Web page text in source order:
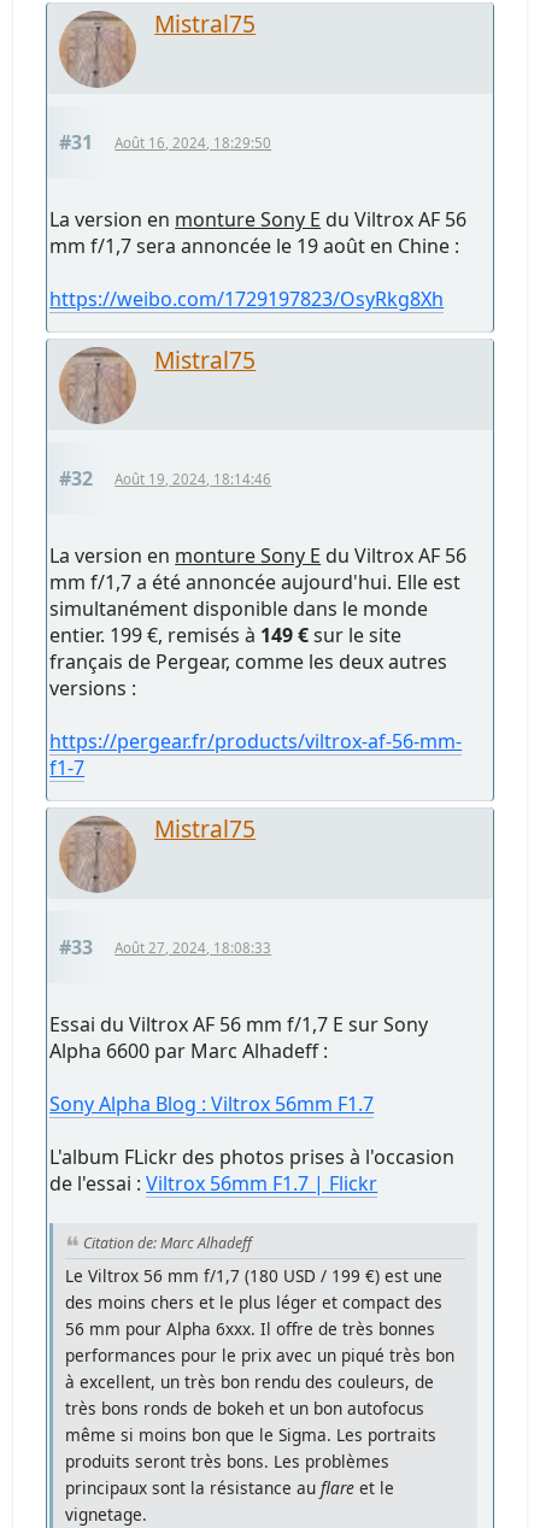
Mistral75
#31 Août 16, 2024, 18:29:50
La version en monture Sony E du Viltrox AF 56
mm f/1,7 sera annoncée le 19 août en Chine :
https://weibo.com/1729197823/OsyRkg8Xh
Mistral75
#32 Août 19, 2024, 18:14:46
La version en monture Sony E du Viltrox AF 56
mm f/1,7 a été annoncée aujourd'hui. Elle est
simultanément disponible dans le monde
entier. 199 €, remisés à 149 €sur le site
français de Pergear, comme les deux autres
versions :
https://pergear.fr/products/viltrox-af-56-mm-
f1-7
Mistral75
#33 Août 27, 2024, 18:08:33
Essai du Viltrox AF 56 mm f/1,7 E sur Sony
Alpha 6600 par Marc Alhadeff :
Sony Alpha Blog : Viltrox 56mm F1.7
L'album FLickr des photos prises à l'occasion
de l'essai :Viltrox 56mm F1.7 | Flickr
Citation de: Marc Alhadeff
Le Viltrox 56 mm f/1,7 (180 USD / 199 €) est une
des moins chers et le plus léger et compact des
56 mm pour Alpha 6xxx. Il offre de très bonnes
performances pour le prix avec un piqué très bon
à excellent, un très bon rendu des couleurs, de
très bons ronds de bokeh et un bon autofocus
même si moins bon que le Sigma. Les portraits
produits seront très bons. Les problèmes
principaux sont la résistance auflare et le
vignetage.